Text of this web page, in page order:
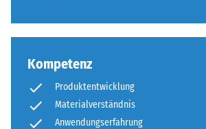
Kompetenz
Produktentwicklung
Materialverständnis
Anwendungserfahrung